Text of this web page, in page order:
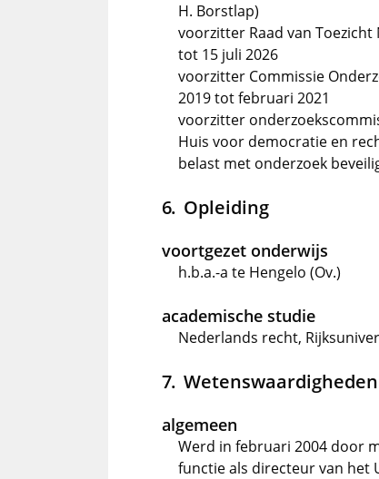
H. Borstlap)
voorzitter Raad van Toezicht
tot 15 juli 2026
voorzitter Commissie
2019 tot februari 2021
voorzitter
Huis voor democratie en
belast met onderzoek
Opleiding
voortgezet onderwijs
h.b.a.-a te Hengelo (Ov.)
academische studie
Nederlands recht,
Wetenswaardigheden
algemeen
Werd in februari 2004 door
functie als directeur van het